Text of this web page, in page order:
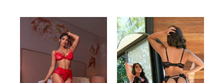
Este
producto
tiene
múltiples
variantes.
Este
producto
tiene
múltiples
variantes.